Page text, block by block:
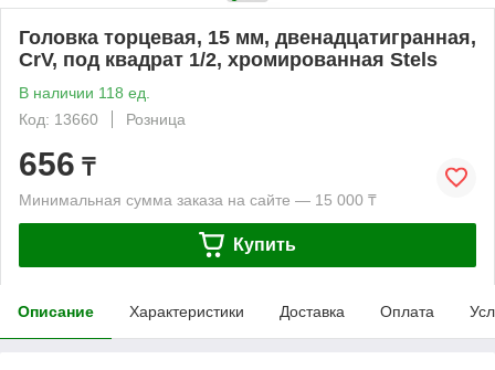
Головка торцевая, 15 мм, двенадцатигранная,
CrV, под квадрат 1/2, хромированная Stels
В наличии 118 ед.
Код: 13660
Розница
656 ₸
Минимальная сумма заказа на сайте — 15 000 ₸
Купить
Описание Характеристики Доставка Оплата